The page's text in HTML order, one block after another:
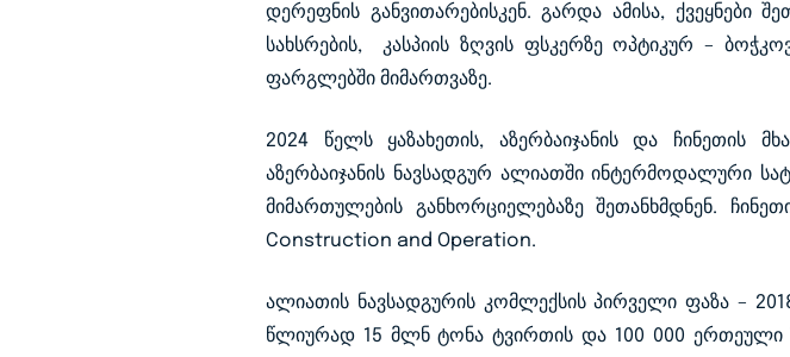
დერეფნის განვითარებისკენ. გარდა ამისა, ქვეყნები
სახსრების, კასპიის ზღვის ფსკერზე ოპტიკურ –
ფარგლებში მიმართვაზე.
2024 წელს ყაზახეთის, აზერბაიჯანის და ჩინეთის
აზერბაიჯანის ნავსადგურ ალიათში ინტერმოდალური
მიმართულების განხორციელებაზე შეთანხმდნენ.
Construction and Operation.
ალიათის ნავსადგურის კომლექსის პირველი ფაზა –
წლიურად 15 მლნ ტონა ტვირთის და 100 000 ერთეული